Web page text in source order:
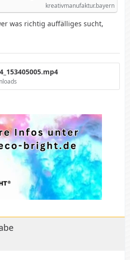
kreativmanufaktur.bayern
was richtig auffälliges sucht,